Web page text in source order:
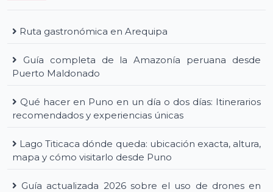
Ruta gastronómica en Arequipa
Guía completa de la Amazonía peruana desde
Puerto Maldonado
Qué hacer en Puno en un día o dos días: Itinerarios
recomendados y experiencias únicas
Lago Titicaca dónde queda: ubicación exacta, altura,
mapa y cómo visitarlo desde Puno
Guía actualizada 2026 sobre el uso de drones en